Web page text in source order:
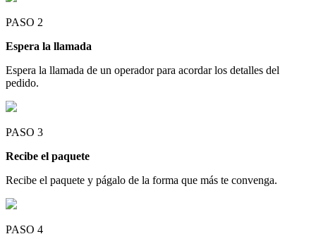
PASO 2
Espera la llamada
Espera la llamada de un operador para acordar los detalles del
pedido.
PASO 3
Recibe el paquete
Recibe el paquete y págalo de la forma que más te convenga.
PASO 4